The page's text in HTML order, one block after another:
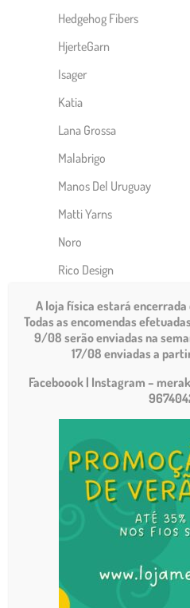
Hedgehog Fibers
HjerteGarn
Isager
Katia
Lana Grossa
Malabrigo
Manos Del Uruguay
Matti Yarns
Noro
Rico Design
Rosários 4
Abraço
Alentejo Wool
Alfama
Alvor print
Ameroso
Amor Perfeito
Aurora
Balada
A loja física estará
Todas as encomendas
9/08 serão enviadas na
17/08 enviadas a
Faceboook | Instagram –